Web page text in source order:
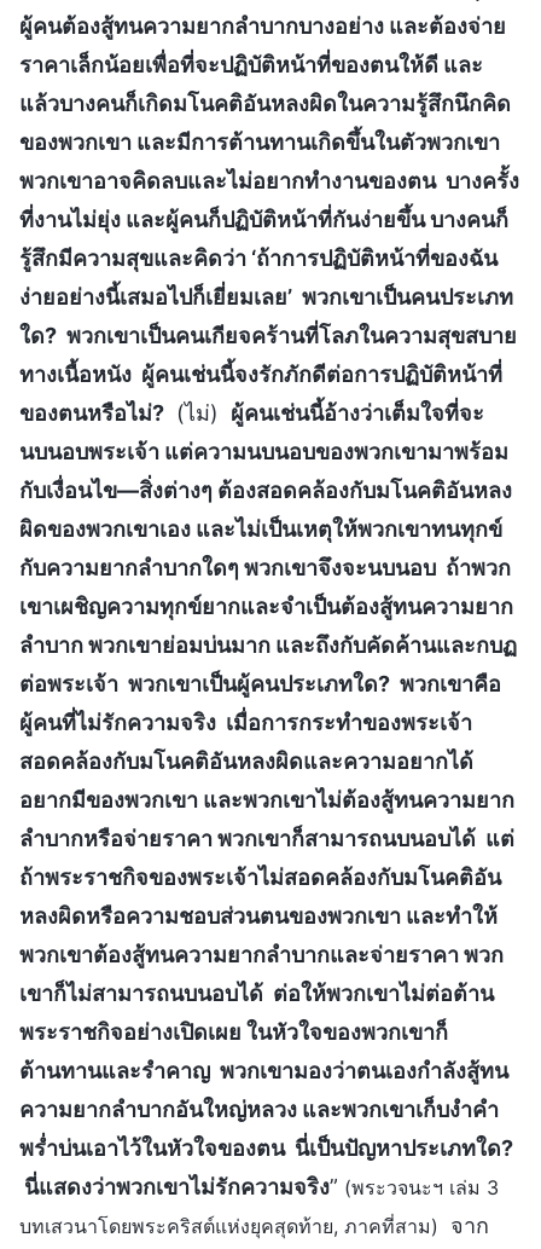
ผู้คนต้องสู้ทนความยากลำบากบางอย่าง และต้องจ่าย
ราคาเล็กน้อยเพื่อที่จะปฏิบัติหน้าที่ของตนให้ดี และ
แล้วบางคนก็เกิดมโนคติอันหลงผิดในความรู้สึกนึกคิด
ของพวกเขา และมีการต้านทานเกิดขึ้นในตัวพวกเขา
พวกเขาอาจคิดลบและไม่อยากทำงานของตน บางครั้ง
ที่งานไม่ยุ่ง และผู้คนก็ปฏิบัติหน้าที่กันง่ายขึ้น บางคนก็
รู้สึกมีความสุขและคิดว่า ‘ถ้าการปฏิบัติหน้าที่ของฉัน
ง่ายอย่างนี้เสมอไปก็เยี่ยมเลย’ พวกเขาเป็นคนประเภท
ใด? พวกเขาเป็นคนเกียจคร้านที่โลภในความสุขสบาย
ทางเนื้อหนัง ผู้คนเช่นนี้จงรักภักดีต่อการปฏิบัติหน้าที่
ของตนหรือไม่? (ไม่) ผู้คนเช่นนี้อ้างว่าเต็มใจที่จะ
นบนอบพระเจ้า แต่ความนบนอบของพวกเขามาพร้อม
กับเงื่อนไข—สิ่งต่างๆ ต้องสอดคล้องกับมโนคติอันหลง
ผิดของพวกเขาเอง และไม่เป็นเหตุให้พวกเขาทนทุกข์
กับความยากลำบากใดๆ พวกเขาจึงจะนบนอบ ถ้าพวก
เขาเผชิญความทุกข์ยากและจำเป็นต้องสู้ทนความยาก
ลำบาก พวกเขาย่อมบ่นมาก และถึงกับคัดค้านและกบฏ
ต่อพระเจ้า พวกเขาเป็นผู้คนประเภทใด? พวกเขาคือ
ผู้คนที่ไม่รักความจริง เมื่อการกระทำของพระเจ้า
สอดคล้องกับมโนคติอันหลงผิดและความอยากได้
อยากมีของพวกเขา และพวกเขาไม่ต้องสู้ทนความยาก
ลำบากหรือจ่ายราคา พวกเขาก็สามารถนบนอบได้ แต่
ถ้าพระราชกิจของพระเจ้าไม่สอดคล้องกับมโนคติอัน
หลงผิดหรือความชอบส่วนตนของพวกเขา และทำให้
พวกเขาต้องสู้ทนความยากลำบากและจ่ายราคา พวก
เขาก็ไม่สามารถนบนอบได้ ต่อให้พวกเขาไม่ต่อต้าน
พระราชกิจอย่างเปิดเผย ในหัวใจของพวกเขาก็
ต้านทานและรำคาญ พวกเขามองว่าตนเองกำลังสู้ทน
ความยากลำบากอันใหญ่หลวง และพวกเขาเก็บงำคำ
พร่ำบ่นเอาไว้ในหัวใจของตน นี่เป็นปัญหาประเภทใด?
นี่แสดงว่าพวกเขาไม่รักความจริง” (พระวจนะฯ เล่ม 3
บทเสวนาโดยพระคริสต์แห่งยุคสุดท้าย, ภาคที่สาม)
จาก